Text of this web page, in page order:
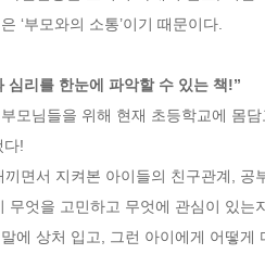
‘부모와의 소통’이기 때문이다.
활과 심리를 한눈에 파악할 수 있는 책
모님들을 위해 현재 초등학교에 몸
다!
끼면서 지켜본 아이들의 친구관계,
무엇을 고민하고 무엇에 관심이 있는
에 상처 입고, 그런 아이에게 어떻